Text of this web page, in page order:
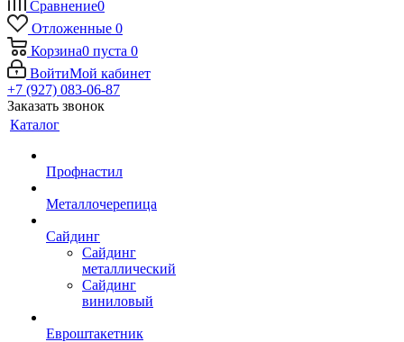
Сравнение0
Отложенные 0
Корзина0 пуста 0
ВойтиМой кабинет
+7 (927) 083-06-87
Заказать звонок
Каталог
Профнастил
Металлочерепица
Сайдинг
Сайдинг
металлический
Сайдинг
виниловый
Евроштакетник